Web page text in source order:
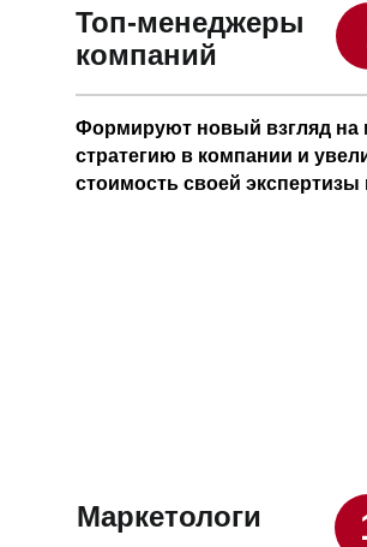
Топ-менеджеры
компаний
Формируют новый взгляд на
стратегию в компании и
стоимость своей экспертизы
Маркетологи